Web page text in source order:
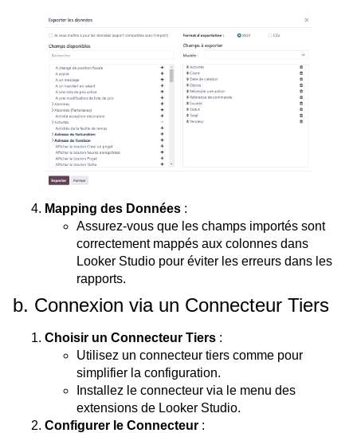
Mapping des Données :
Assurez-vous que les champs importés sont
correctement mappés aux colonnes dans
Looker Studio pour éviter les erreurs dans les
rapports.
b. Connexion via un Connecteur Tiers
Choisir un Connecteur Tiers :
Utilisez un connecteur tiers comme pour
simplifier la configuration.
Installez le connecteur via le menu des
extensions de Looker Studio.
Configurer le Connecteur :